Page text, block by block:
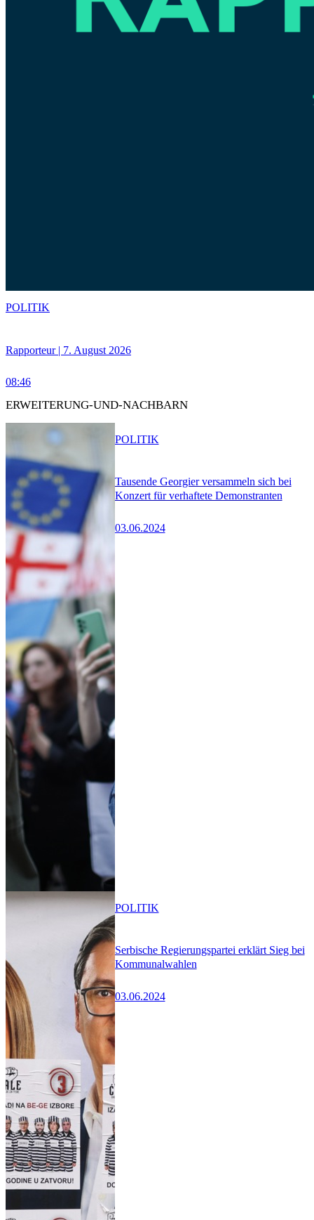
Rapporteur | 7. August 2026
08:46
POLITIK
ERWEITERUNG-UND-NACHBARN
Tausende Georgier versammeln sich bei
Konzert für verhaftete Demonstranten
03.06.2024
POLITIK
Serbische Regierungspartei erklärt Sieg bei
Kommunalwahlen
03.06.2024
POLITIK